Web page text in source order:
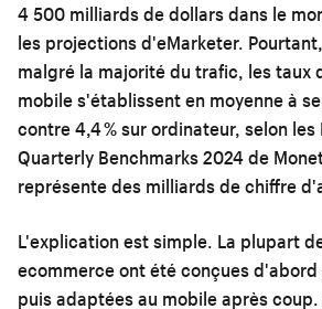
4 500 milliards de dollars dans le
les projections d'eMarketer.
malgré la majorité du trafic, les taux
mobile s'établissent en moyenne à
contre 4,4 % sur ordinateur, selon les
Quarterly Benchmarks 2024 de
représente des milliards de chiffre
L'explication est simple. La plupart
ecommerce ont été conçues
puis adaptées au mobile après